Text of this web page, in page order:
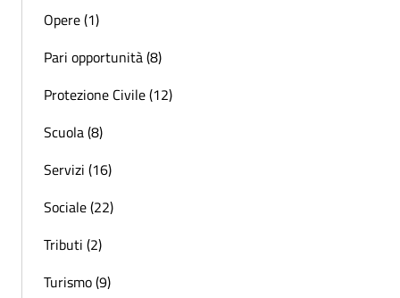
Opere (1)
Pari opportunità (8)
Protezione Civile (12)
Scuola (8)
Servizi (16)
Sociale (22)
Tributi (2)
Turismo (9)